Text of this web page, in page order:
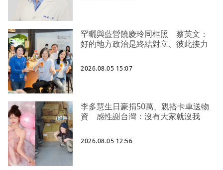
罕曬與藍營饒慶玲同框照 蔡英文：
好的地方政治是終結對立、彼此接力
2026.08.05 15:07
李多慧生日豪捐50萬、親搭卡車送物
資 感性謝台灣：沒有大家就沒我
2026.08.05 12:56